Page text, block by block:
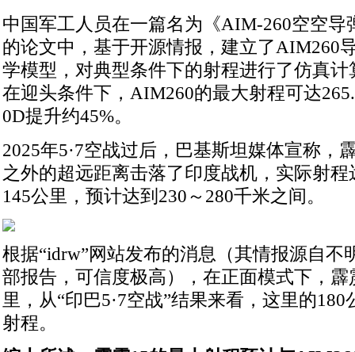
中国军工人员在一篇名为《AIM-260空空导
的论文中，基于开源情报，建立了AIM260
学模型，对典型条件下的射程进行了仿真
在迎头条件下，AIM260的最大射程可达
0D提升约45%。
2025年5·7空战过后，巴基斯坦媒体宣称，
之外的超远距离击落了印度战机，实际射
145公里，预计达到230～280千米之间。
根据“idrw”网站发布的消息（其情报源自不
部报告，可信度极高），在正面模式下，霹
里，从“印巴5·7空战”结果来看，这里的
射程。